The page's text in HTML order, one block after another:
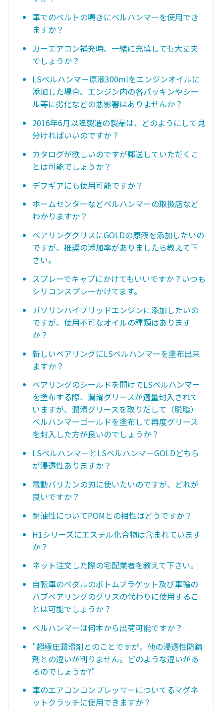
車でのベルトの鳴きにベルハンマーを使用でき
ますか？
カーエアコン補充時、一緒に充填しても大丈夫
でしょうか？
LSベルハンマー原液300mlをエンジンオイルに
添加した場合、エンジン内の各パッキンやシー
ル等に劣化などの悪影響はありませんか？
2016年6月以降製造の製品は、どのようにして見
分ければいいのですか？
カタログが欲しいのですが郵送していただくこ
とは可能でしょうか？
デフギアにも使用可能ですか？
ホームセンターなどベルハンマーの取扱店など
わかりますか？
ベアリンググリスにGOLDの原液を添加したいの
ですが、推奨の添加率がありましたら教えて下
さい。
スプレーでキャブにかけてもいいですか？いつも
シリコンスプレーかけてます。
ガソリンハイブリッドエンジンに添加したいの
ですが、使用不可なオイルの種類はあります
か？
新しいベアリングにLSベルハンマーを塗布出来
ますか？
ベアリングのシールドを開けてLSベルハンマー
を塗布する際、潤滑グリースが適量封入されて
いますが、潤滑グリースを取りだして（脱脂）
ベルハンマーゴールドを塗布して再度グリース
を封入した方が良いのでしょうか？
LSベルハンマーとLSベルハンマーGOLDどちら
が浸透性ありますか？
電動バリカンの刃に使いたいのですが、どれが
良いですか？
耐油性についてPOMとの相性はどうですか？
H1シリーズにエステル化合物は含まれています
か？
ネット注文した際の宅配業者を教えて下さい。
自転車のペダルのボトムブラケット及び車輪の
ハブベアリングのグリスの代わりに使用するこ
とは可能でしょうか？
ベルハンマーは何本から出荷可能ですか？
"超極圧潤滑剤とのことですが、他の浸透性防錆
剤との違いが判りません。どのような違いがあ
るのでしょうか?"
車のエアコンコンプレッサーについてるマグネ
ットクラッチに使用できますか？